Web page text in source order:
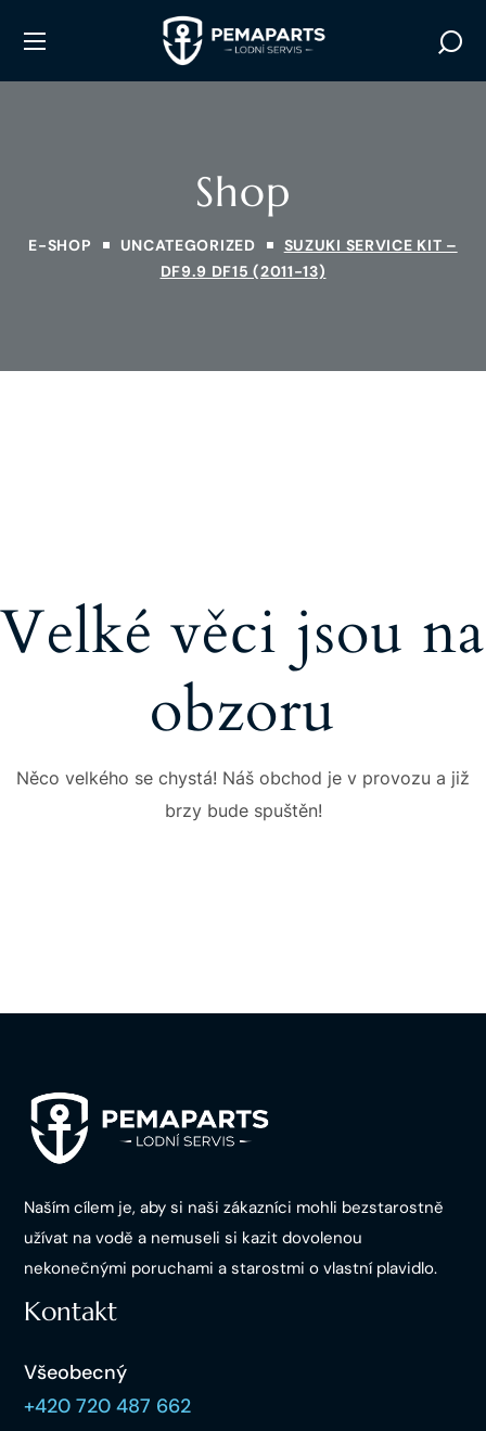
Shop
E-SHOP UNCATEGORIZED
SUZUKI SERVICE KIT –
DF9.9 DF15 (2011-13)
Velké věci jsou na
obzoru
Něco velkého se chystá! Náš obchod je v provozu a již
brzy bude spuštěn!
Naším cílem je, aby si naši zákazníci mohli bezstarostně
užívat na vodě a nemuseli si kazit dovolenou
nekonečnými poruchami a starostmi o vlastní plavidlo.
Kontakt
Všeobecný
+420 720 487 662